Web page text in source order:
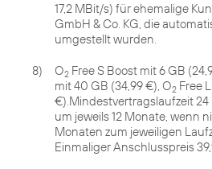
17,2 MBit/s) für ehemalige
GmbH & Co. KG, die
umgestellt wurden.
8) O2 Free S Boost mit 6 GB
mit 40 GB (34,99 €), O2 Free
€).Mindestvertragslaufzeit
um jeweils 12 Monate, wenn
Monaten zum jeweiligen
Einmaliger Anschlusspreis